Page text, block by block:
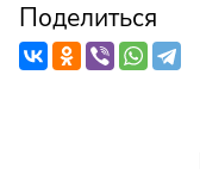
Поделиться